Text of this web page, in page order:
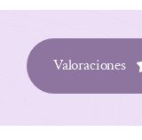
Valoraciones